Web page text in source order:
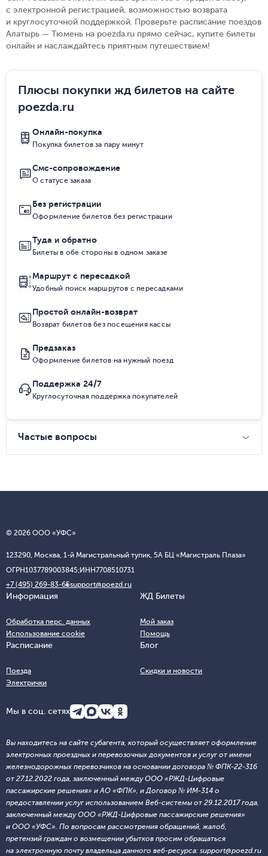
с электронной регистрацией, возможностью возврата
и круглосуточной поддержкой. Проверьте расписание поездов
Алатырь — Тюмень на poezda.ru прямо сейчас, купите билеты
онлайн и наслаждайтесь приятным путешествием!
Плюсы покупки жд билетов на сайте
poezda.ru
Онлайн-покупка
Покупка билетов за пару минут
Смс-сопровождение
О статусе заказа
Без регистрации
Оформление билетов без регистрации
Туда и обратно
Билеты в обе стороны в одном заказе
Маршрут с пересадкой
Удобный поиск маршрутов с пересадками
Простой онлайн-возврат
Возврат билетов без посещения кассы
Предзаказ
Оформление билетов на нужный поезд
Поддержка 24/7
Круглосуточная поддержка покупателей
Частые вопросы
© 2026 ООО «УФС»
123290, Москва, 1-й Магистральный тупик, 5А БЦ «Магистраль Плаза»
ОГРН1037789003845;ИНН7708510731
+7 (495) 269-83-65support@poezd.ru
Информация
Обработка перс. данных
Использование cookie
ЖД Билеты
Мой заказ
Помощь
Расписание
Поезда
Электрички
Блог
Скидки и новости
Мы в соц. сетях
Вы находитесь на сайте субагента, который осуществляет оформление
электронных проездных и перевозочных документов и услуг от имени
железнодорожных перевозчиков на основании договора № ФПК-22-316
от 27.12.2022 года, заключенный между ООО «РЖД-Цифровые
пассажирские решения» и АО «ФПК», и Договор № ИМ-314 о
предоставлении услуг использованием Веб-системы от 29.12.2017 года,
заключенный между ООО «РЖД-Цифровые пассажирские решения»
и ООО «УФС». По вопросам рассмотрения обращений, жалоб,
претензий граждан о возмещении убытков просим обращаться
на электронную почту владельца данного веб-ресурса: support@poezd.ru